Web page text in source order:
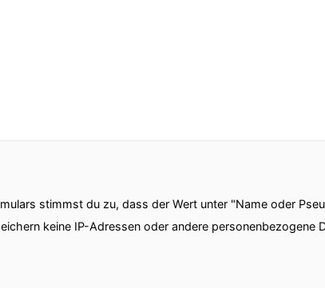
stimmst du zu, dass der Wert unter "Name oder
keine IP-Adressen oder andere personenbezogene